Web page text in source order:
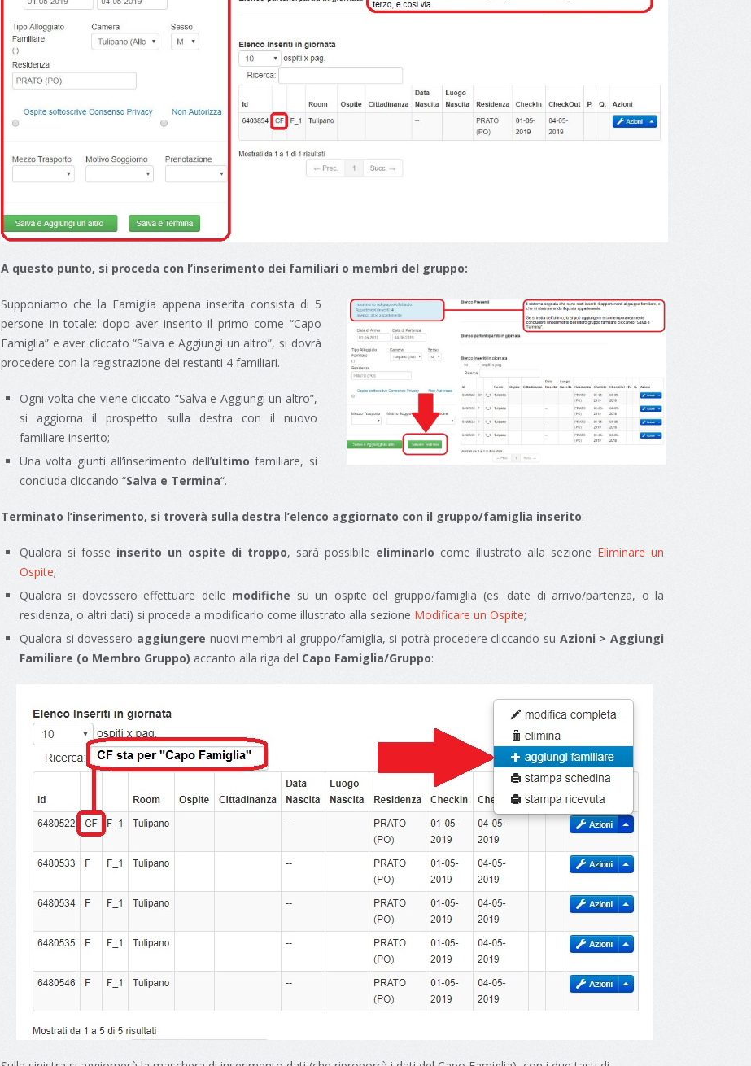
A questo punto, si proceda con l’inserimento dei familiari o membri del gruppo:
Supponiamo che la Famiglia appena inserita consista di 5
persone in totale: dopo aver inserito il primo come “Capo
Famiglia” e aver cliccato “Salva e Aggiungi un altro”, si dovrà
procedere con la registrazione dei restanti 4 familiari.
Ogni volta che viene cliccato “Salva e Aggiungi un altro”,
si aggiorna il prospetto sulla destra con il nuovo
familiare inserito;
Una volta giunti all’inserimento dell’ultimo familiare, si
concluda cliccando “Salva e Termina“.
Terminato l’inserimento, si troverà sulla destra l’elenco aggiornato con il gruppo/famiglia inserito:
Qualora si fosse inserito un ospite di troppo, sarà possibile eliminarlo come illustrato alla sezione Eliminare un
Ospite;
Qualora si dovessero effettuare delle modifiche su un ospite del gruppo/famiglia (es. date di arrivo/partenza, o la
residenza, o altri dati) si proceda a modificarlo come illustrato alla sezione Modificare un Ospite;
Qualora si dovessero aggiungere nuovi membri al gruppo/famiglia, si potrà procedere cliccando su Azioni > Aggiungi
Familiare (o Membro Gruppo) accanto alla riga del Capo Famiglia/Gruppo: